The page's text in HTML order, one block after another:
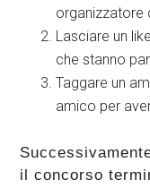
organizzatore
Lasciare un
che stanno
Taggare un
amico per
il concorso